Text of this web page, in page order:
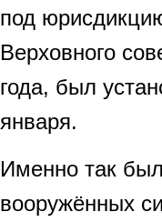
под
Верховного
года, был
января.
Именно так
вооружённых